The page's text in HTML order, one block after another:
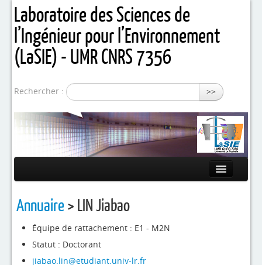
Laboratoire des Sciences de
l’Ingénieur pour l’Environnement
(LaSIE) - UMR CNRS 7356
Rechercher : >>
Equipes de recherche
4evLab
Annuaire > LIN Jiabao
Équipe de rattachement : E1 - M2N
Statut : Doctorant
jiabao.lin@etudiant.univ-lr.fr